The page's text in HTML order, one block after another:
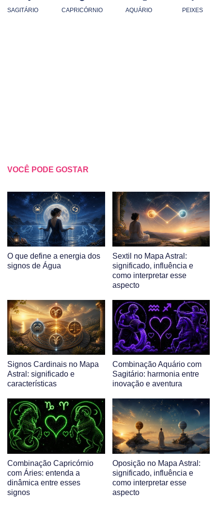
SAGITÁRIO CAPRICÓRNIO AQUÁRIO PEIXES
VOCÊ PODE GOSTAR
O que define a energia dos
signos de Água
Sextil no Mapa Astral:
significado, influência e
como interpretar esse
aspecto
Signos Cardinais no Mapa
Astral: significado e
características
Combinação Aquário com
Sagitário: harmonia entre
inovação e aventura
Combinação Capricórnio
com Áries: entenda a
dinâmica entre esses
signos
Oposição no Mapa Astral:
significado, influência e
como interpretar esse
aspecto